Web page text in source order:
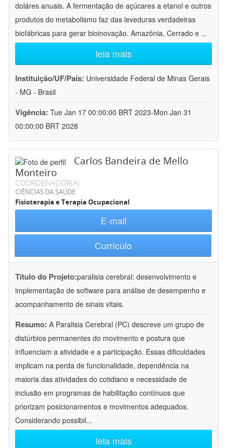
doláres anuais. A fermentação de açúcares a etanol e outros
produtos do metabolismo faz das leveduras verdadeiras
biofábricas para gerar bioinovação. Amazônia, Cerrado e ...
leia mais
Instituição/UF/País: Universidade Federal de Minas Gerais
- MG - Brasil
Vigência: Tue Jan 17 00:00:00 BRT 2023-Mon Jan 31
00:00:00 BRT 2028
Carlos Bandeira de Mello
Monteiro
COORDENADOR(A)
CIÊNCIAS DA SAÚDE
Fisioterapia e Terapia Ocupacional
E-mail
Currículo
Título do Projeto:paralisia cerebral: desenvolvimento e
implementação de software para análise de desempenho e
acompanhamento de sinais vitais.
Resumo: A Paralisia Cerebral (PC) descreve um grupo de
distúrbios permanentes do movimento e postura que
influenciam a atividade e a participação. Essas dificuldades
implicam na perda de funcionalidade, dependência na
maioria das atividades do cotidiano e necessidade de
inclusão em programas de habilitação contínuos que
priorizam posicionamentos e movimentos adequados.
Considerando possibil...
leia mais